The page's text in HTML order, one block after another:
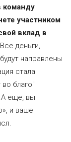
команду
участником
вклад в
Все деньги,
направлены
стала
благо"
еще, вы
и ваше